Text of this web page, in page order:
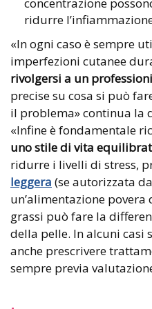
ridurre
«In ogni caso è sempre
imperfezioni cutanee
rivolgersi a un
precise su cosa si può
il problema» continua la
«Infine è fondamentale
uno stile di vita
ridurre i livelli di stress,
leggera (se autorizzata
un’alimentazione
grassi può fare la
della pelle. In alcuni casi
anche prescrivere
sempre previa